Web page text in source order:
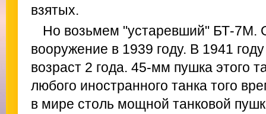
взятых.
Но возьмем "устаревший" БТ-7М.
вооружение в 1939 году. В 1941
возраст 2 года. 45-мм пушка этого
любого иностранного танка того
в мире столь мощной танковой